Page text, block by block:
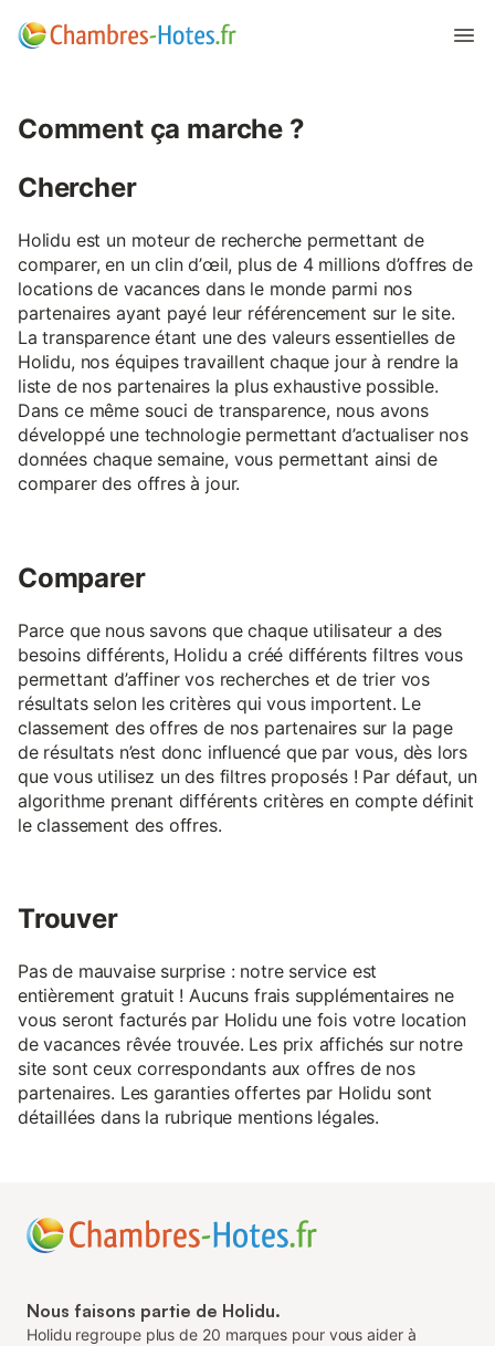
Comment ça marche ?
Chercher
Holidu est un moteur de recherche permettant de
comparer, en un clin d’œil, plus de 4 millions d’offres de
locations de vacances dans le monde parmi nos
partenaires ayant payé leur référencement sur le site.
La transparence étant une des valeurs essentielles de
Holidu, nos équipes travaillent chaque jour à rendre la
liste de nos partenaires la plus exhaustive possible.
Dans ce même souci de transparence, nous avons
développé une technologie permettant d’actualiser nos
données chaque semaine, vous permettant ainsi de
comparer des offres à jour.
Comparer
Parce que nous savons que chaque utilisateur a des
besoins différents, Holidu a créé différents filtres vous
permettant d’affiner vos recherches et de trier vos
résultats selon les critères qui vous importent. Le
classement des offres de nos partenaires sur la page
de résultats n’est donc influencé que par vous, dès lors
que vous utilisez un des filtres proposés ! Par défaut, un
algorithme prenant différents critères en compte définit
le classement des offres.
Trouver
Pas de mauvaise surprise : notre service est
entièrement gratuit ! Aucuns frais supplémentaires ne
vous seront facturés par Holidu une fois votre location
de vacances rêvée trouvée. Les prix affichés sur notre
site sont ceux correspondants aux offres de nos
partenaires. Les garanties offertes par Holidu sont
détaillées dans la rubrique mentions légales.
Nous faisons partie de Holidu.
Holidu regroupe plus de 20 marques pour vous aider à